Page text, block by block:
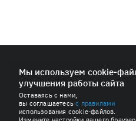
© 2026 ПАО «СИБУР-Холдинг»
Политика в области обработки
Антимонопольная политика
Пользовательское соглашение
Мы используем cookie-
улучшения работы сайта
Оставаясь с нами,
вы соглашаетесьс правилами
использования cookie-файлов.